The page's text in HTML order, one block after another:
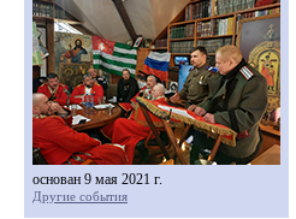
основан 9 мая 2021 г.
Другие события